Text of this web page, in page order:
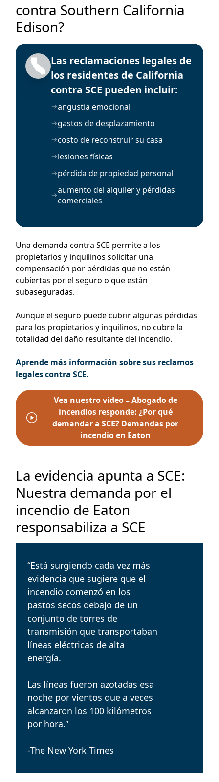
contra Southern California
Edison?
Las reclamaciones legales de
los residentes de California
contra SCE pueden incluir:
angustia emocional
gastos de desplazamiento
costo de reconstruir su casa
lesiones físicas
pérdida de propiedad personal
aumento del alquiler y pérdidas
comerciales
Una demanda contra SCE permite a los
propietarios y inquilinos solicitar una
compensación por pérdidas que no están
cubiertas por el seguro o que están
subaseguradas.
Aunque el seguro puede cubrir algunas pérdidas
para los propietarios y inquilinos, no cubre la
totalidad del daño resultante del incendio.
Aprende más información sobre sus reclamos
legales contra SCE.
Vea nuestro video – Abogado de
incendios responde: ¿Por qué
demandar a SCE? Demandas por
incendio en Eaton
La evidencia apunta a SCE:
Nuestra demanda por el
incendio de Eaton
responsabiliza a SCE
“Está surgiendo cada vez más
evidencia que sugiere que el
incendio comenzó en los
pastos secos debajo de un
conjunto de torres de
transmisión que transportaban
líneas eléctricas de alta
energía.
Las líneas fueron azotadas esa
noche por vientos que a veces
alcanzaron los 100 kilómetros
por hora.”
-The New York Times